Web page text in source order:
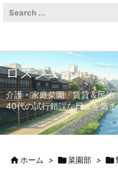
ロスジェネ40代
介護・家庭菜園・賃貸＆民
40代の試行錯誤な日々を気
ホーム > 菜園部 > 